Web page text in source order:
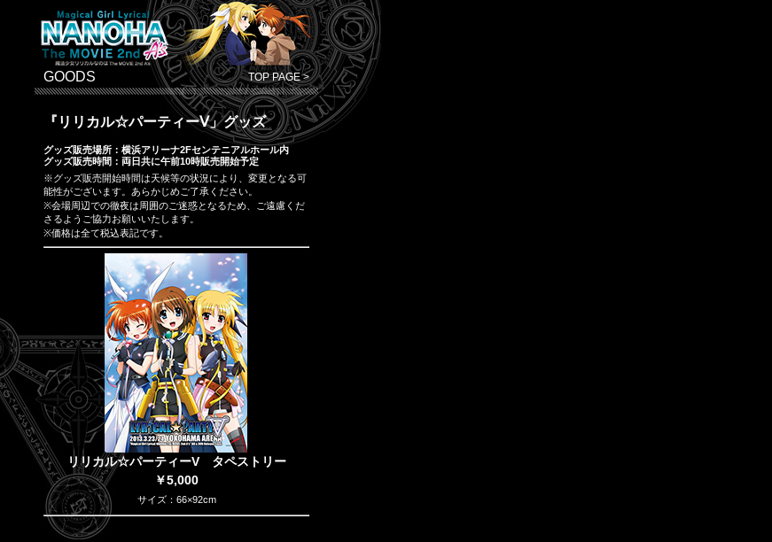
GOODS TOP PAGE >
『リリカル☆パーティーⅤ」グッズ
グッズ販売場所：横浜アリーナ2Fセンテニアルホール内
グッズ販売時間：両日共に午前10時販売開始予定
※グッズ販売開始時間は天候等の状況により、変更となる可
能性がございます。あらかじめご了承ください。
※会場周辺での徹夜は周囲のご迷惑となるため、ご遠慮くだ
さるようご協力お願いいたします。
※価格は全て税込表記です。
リリカル☆パーティーV タペストリー
￥5,000
サイズ：66×92cm